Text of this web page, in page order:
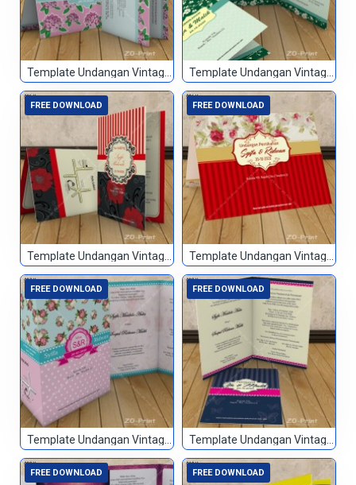
Template Undangan Vintage 003 Template Undangan Vintage 004
FREE DOWNLOAD
Template Undangan Vintage 005
FREE DOWNLOAD
Template Undangan Vintage 006
FREE DOWNLOAD
Template Undangan Vintage 007
FREE DOWNLOAD
Template Undangan Vintage 008
FREE DOWNLOAD FREE DOWNLOAD